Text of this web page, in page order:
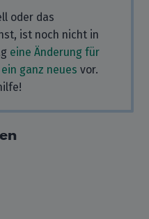
oder das
ist noch nicht in
eine Änderung für
ein ganz neues vor.